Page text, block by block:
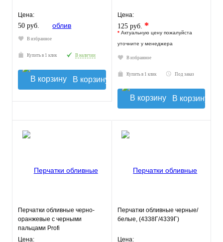
Цена:
50 руб.
В избранное
Купить в 1 клик В наличии
В корзину
Цена:
125 руб. *
* Актуальную цену пожалуйста
уточните у менеджера
В избранное
Купить в 1 клик Под заказ
В корзину
Перчатки обливные черно-
оранжевые с черными
пальцами Profi
Цена:
Перчатки обливные черные/
белые, (4338Г/4339Г)
Цена: